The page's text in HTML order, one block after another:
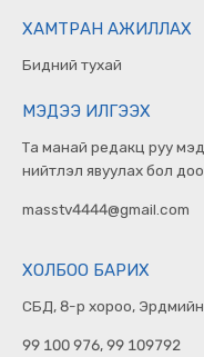
ХАМТРАН АЖИЛЛАХ
Бидний тухай
МЭДЭЭ ИЛГЭЭХ
Та манай редакц руу
нийтлэл явуулах бол
masstv4444@gmail.com
ХОЛБОО БАРИХ
СБД, 8-р хороо,
99 100 976, 99 109792